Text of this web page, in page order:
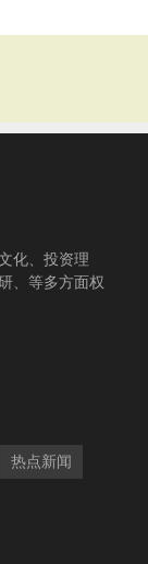
化、投资理
、等多方面权
热点新闻